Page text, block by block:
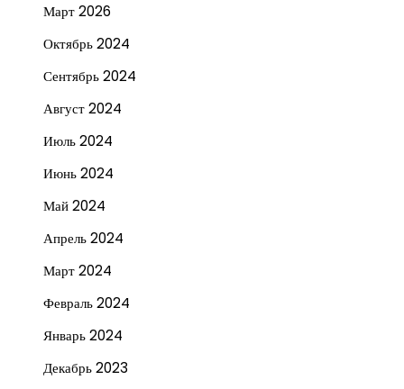
Март 2026
Октябрь 2024
Сентябрь 2024
Август 2024
Июль 2024
Июнь 2024
Май 2024
Апрель 2024
Март 2024
Февраль 2024
Январь 2024
Декабрь 2023